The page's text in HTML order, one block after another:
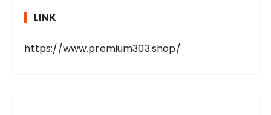
LINK
https://www.premium303.shop/